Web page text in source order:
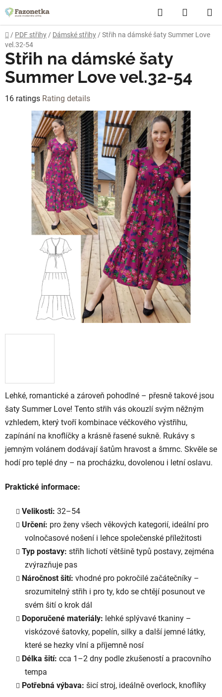
to
content
Search
CART
Home
/ PDF střihy / Dámské střihy / Střih na dámské šaty Summer Love
vel.32-54
Lehké, romantické a zároveň pohodlné – přesně takové jsou
šaty Summer Love! Tento střih vás okouzlí svým něžným
vzhledem, který tvoří kombinace véčkového výstřihu,
zapínání na knoflíčky a krásně řasené sukně. Rukávy s
jemným volánem dodávají šatům hravost a šmrnc. Skvěle se
hodí pro teplé dny – na procházku, dovolenou i letní oslavu.
Praktické informace:
Velikosti: 32–54
Určení: pro ženy všech věkových kategorií, ideální pro
volnočasové nošení i lehce společenské příležitosti
Typ postavy: střih lichotí většině typů postavy, zejména
zvýrazňuje pas
Náročnost šití: vhodné pro pokročilé začátečníky –
srozumitelný střih i pro ty, kdo se chtějí posunout ve
svém šití o krok dál
Doporučené materiály: lehké splývavé tkaniny –
viskózové šatovky, popelín, silky a další jemné látky,
které se hezky vlní a příjemně nosí
Délka šití: cca 1–2 dny podle zkušeností a pracovního
tempa
Potřebná výbava: šicí stroj, ideálně overlock, knoflíky
Střih na dámské šaty
Summer Love vel.32-54
The
average
16 ratings Rating details